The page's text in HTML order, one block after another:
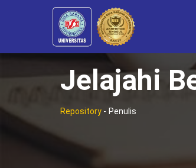
Jelajahi
Repository - Penulis